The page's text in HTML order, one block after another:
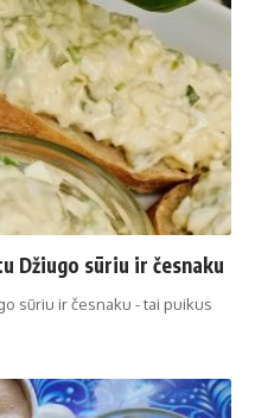
Džiugo sūriu ir česnaku
sūriu ir česnaku - tai puikus